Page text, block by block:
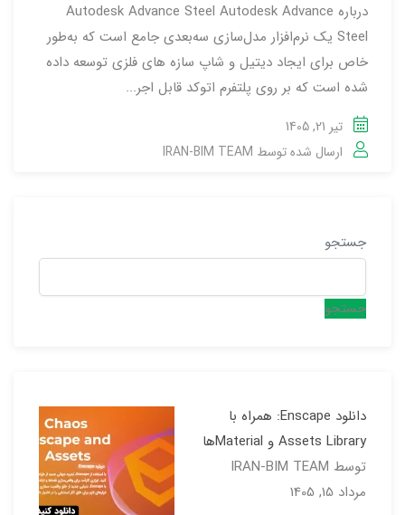
درباره Autodesk Advance Steel Autodesk Advance
Steel یک نرم‌افزار مدل‌سازی سه‌بعدی جامع است که به‌طور
خاص برای ایجاد دیتیل و شاپ سازه های فلزی توسعه داده
شده است که بر روی پلتفرم اتوکد قابل اجر...
تیر 21, 1405
ارسال شده توسط IRAN-BIM TEAM
جستجو
جستجو
دانلود Enscape: همراه با
Assets Library و Materialها
توسط IRAN-BIM TEAM
مرداد 15, 1405